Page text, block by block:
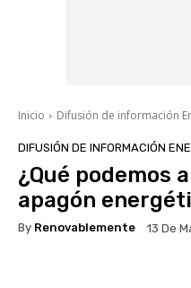
Inicio Difusión de información
DIFUSIÓN DE INFORMACIÓN
¿Qué podemos
apagón
By Renovablemente 13 De